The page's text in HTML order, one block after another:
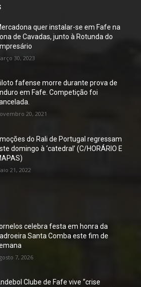
quer instalar-se em Fafe na
de Cavadas, junto à Rotunda do
30, 2023
fafense morre durante prova de
em Fafe. Competição foi
20, 2021
do Rali de Portugal regressam
domingo à ‘catedral’ (C/HORÁRIO E
21, 2022
celebra festa em honra da
Santa Comba este fim de
7, 2026
Clube de Fafe vive “crise